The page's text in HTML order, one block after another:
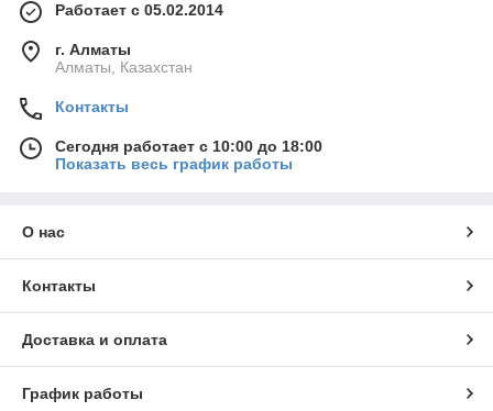
Работает с 05.02.2014
г. Алматы
Алматы, Казахстан
Контакты
Сегодня работает с 10:00 до 18:00
Показать весь график работы
О нас
Контакты
Доставка и оплата
График работы